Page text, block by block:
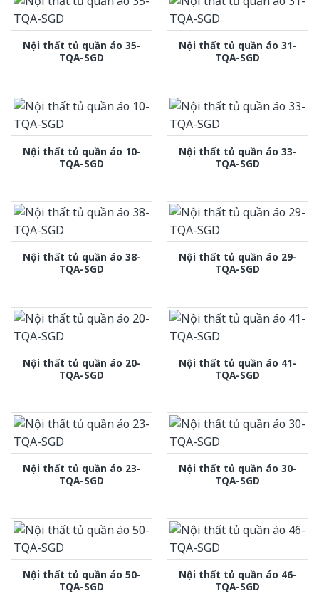
Nội thất tủ quần áo 35-
TQA-SGD
Nội thất tủ quần áo 31-
TQA-SGD
Nội thất tủ quần áo 10-
TQA-SGD
Nội thất tủ quần áo 33-
TQA-SGD
Nội thất tủ quần áo 38-
TQA-SGD
Nội thất tủ quần áo 29-
TQA-SGD
Nội thất tủ quần áo 20-
TQA-SGD
Nội thất tủ quần áo 41-
TQA-SGD
Nội thất tủ quần áo 23-
TQA-SGD
Nội thất tủ quần áo 30-
TQA-SGD
Nội thất tủ quần áo 50-
TQA-SGD
Nội thất tủ quần áo 46-
TQA-SGD